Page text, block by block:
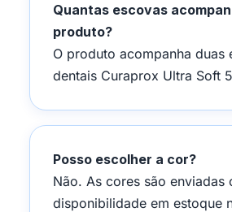
Quantas escovas
produto?
O produto acompanha duas
dentais Curaprox Ultra Soft
Posso escolher a cor?
Não. As cores são enviadas
disponibilidade em estoque